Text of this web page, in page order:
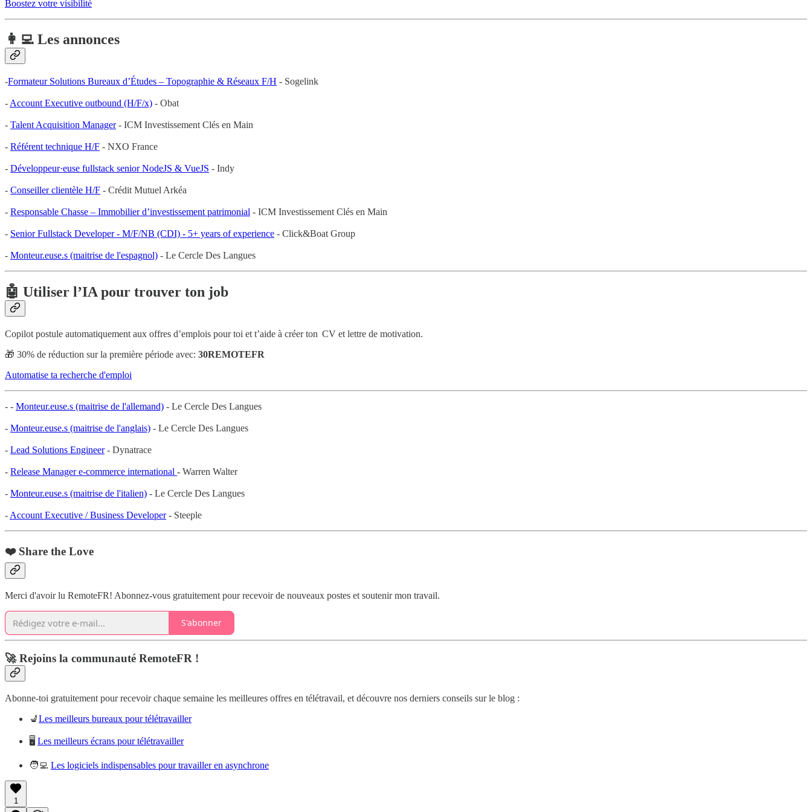
Boostez votre visibilité
👩‍💻 Les annonces
-Formateur Solutions Bureaux d’Études – Topographie & Réseaux F/H - Sogelink
- Account Executive outbound (H/F/x) - Obat
- Talent Acquisition Manager- ICM Investissement Clés en Main
- Référent technique H/F - NXO France
- Développeur·euse fullstack senior NodeJS & VueJS - Indy
- Conseiller clientèle H/F - Crédit Mutuel Arkéa
- Responsable Chasse – Immobilier d’investissement patrimonial - ICM Investissement Clés en Main
- Senior Fullstack Developer - M/F/NB (CDI) - 5+ years of experience - Click&Boat Group
- Monteur.euse.s (maitrise de l'espagnol) - Le Cercle Des Langues
🤖 Utiliser l’IA pour trouver ton job
Copilot postule automatiquement aux offres d’emplois pour toi et t’aide à créer ton CV et lettre de motivation.
🎁 30% de réduction sur la première période avec: 30REMOTEFR
Automatise ta recherche d'emploi
- - Monteur.euse.s (maitrise de l'allemand) - Le Cercle Des Langues
- Monteur.euse.s (maitrise de l'anglais) - Le Cercle Des Langues
- Lead Solutions Engineer- Dynatrace
- Release Manager e-commerce international - Warren Walter
- Monteur.euse.s (maitrise de l'italien) - Le Cercle Des Langues
- Account Executive / Business Developer- Steeple
❤️ Share the Love
Merci d'avoir lu RemoteFR! Abonnez-vous gratuitement pour recevoir de nouveaux postes et soutenir mon travail.
S'abonner
🚀 Rejoins la communauté RemoteFR !
Abonne-toi gratuitement pour recevoir chaque semaine les meilleures offres en télétravail, et découvre nos derniers conseils sur le blog :
💺Les meilleurs bureaux pour télétravailler
🖥️ Les meilleurs écrans pour télétravailler
🧑‍💻 Les logiciels indispensables pour travailler en asynchrone
1